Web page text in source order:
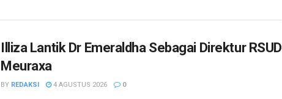
Illiza Lantik Dr Emeraldha Sebagai Direktur RSUD
Meuraxa
BY REDAKSI 4 AGUSTUS 2026 0